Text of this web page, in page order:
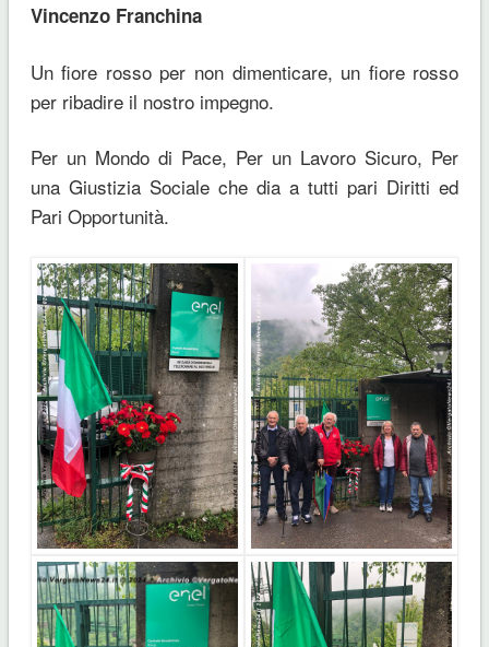
Vincenzo Franchina
Un fiore rosso per non dimenticare, un fiore rosso
per ribadire il nostro impegno.
Per un Mondo di Pace, Per un Lavoro Sicuro, Per
una Giustizia Sociale che dia a tutti pari Diritti ed
Pari Opportunità.